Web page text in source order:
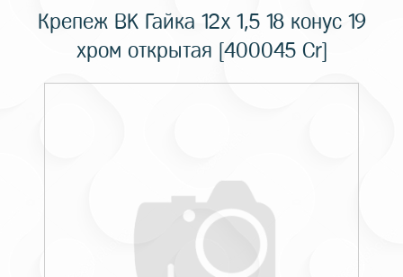
Крепеж BK Гайка 12x 1,5 18 конус 19
хром открытая [400045 Cr]